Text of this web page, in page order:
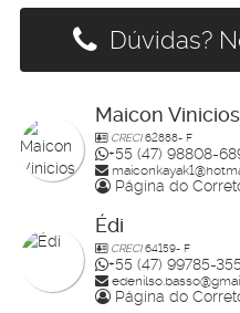
Dúvidas?
Maicon
CRECI62888- F
+55 (47) 98808-
Página do
Édi
CRECI64159- F
+55 (47) 99785-
Página do